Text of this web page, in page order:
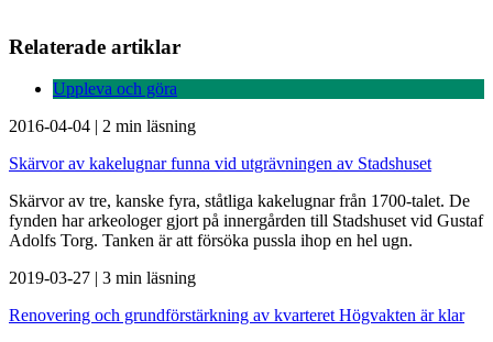
Relaterade artiklar
Uppleva och göra
2016-04-04 | 2 min läsning
Skärvor av kakelugnar funna vid utgrävningen av Stadshuset
Skärvor av tre, kanske fyra, ståtliga kakelugnar från 1700-talet. De
fynden har arkeologer gjort på innergården till Stadshuset vid Gustaf
Adolfs Torg. Tanken är att försöka pussla ihop en hel ugn.
2019-03-27 | 3 min läsning
Renovering och grundförstärkning av kvarteret Högvakten är klar